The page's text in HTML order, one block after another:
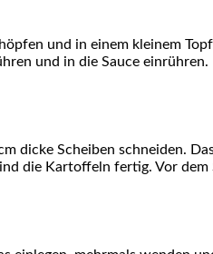
und in einem klei­nem
und in die Sau­ce einrühren.
dicke Schei­ben schnei­den.
die Kar­tof­feln fer­tig. Vor